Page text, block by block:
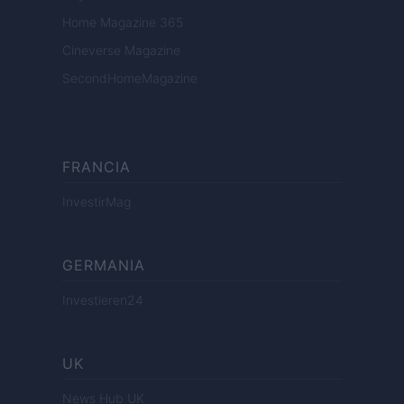
Home Magazine 365
Cineverse Magazine
SecondHomeMagazine
FRANCIA
InvestirMag
GERMANIA
Investieren24
UK
News Hub UK